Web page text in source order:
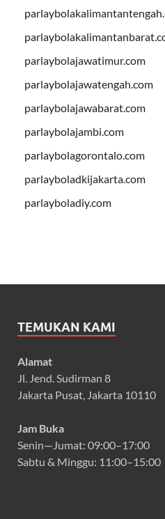
parlaybolajawatimur.com
parlaybolajawatengah.com
parlaybolajawabarat.com
parlaybolajambi.com
parlaybolagorontalo.com
parlayboladkijakarta.com
parlayboladiy.com
TEMUKAN KAMI
Alamat
Jl. Jend. Sudirman 8
Jakarta Pusat, Jakarta 10110
Jam Buka
Senin—Jumat: 09:00–17:00
Sabtu & Minggu: 11:00–15:00